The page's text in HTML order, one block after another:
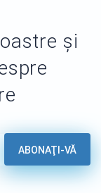
și
ABONAŢI-VĂ